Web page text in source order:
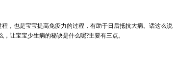
，也是宝宝提高免疫力的过程，有助于日后抵抗大病。话这么说
让宝宝少生病的秘诀是什么呢?主要有三点。